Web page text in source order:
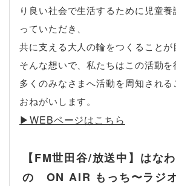
り良い社会で生活するために児童
っていただき、
共に支える大人の輪をつくることが
そんな想いで、私たちはこの活動を
多くのみなさまへ活動を周知される
おねがいします。
▶︎WEBページはこちら
【FM世田谷/放送中】はな
の ON AIR もっち〜ラジ